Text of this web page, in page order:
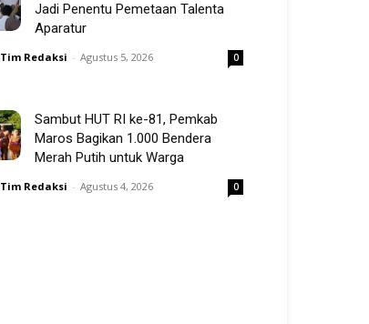
Jadi Penentu Pemetaan Talenta
Aparatur
Tim Redaksi - Agustus 5, 2026 0
Sambut HUT RI ke-81, Pemkab
Maros Bagikan 1.000 Bendera
Merah Putih untuk Warga
Tim Redaksi - Agustus 4, 2026 0